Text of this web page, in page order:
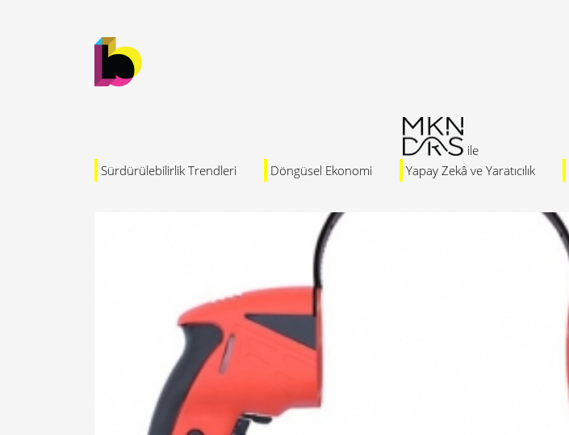
Sürdürülebilirlik Trendleri Döngüsel Ekonomi Yapay Zekâ ve Yaratıcılık